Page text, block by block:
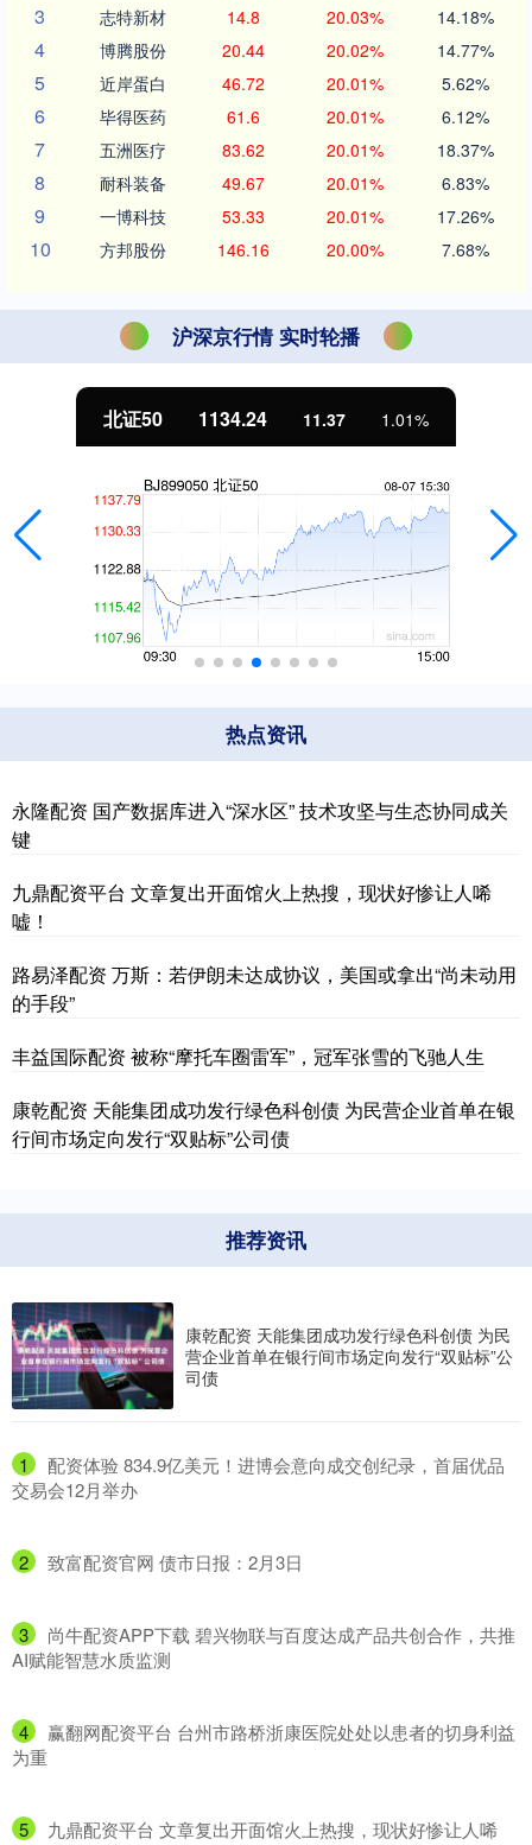
3 志特新材 14.8 20.03% 14.18%
4 博腾股份 20.44 20.02% 14.77%
5 近岸蛋白 46.72 20.01% 5.62%
6 毕得医药 61.6 20.01% 6.12%
7 五洲医疗 83.62 20.01% 18.37%
8 耐科装备 49.67 20.01% 6.83%
9 一博科技 53.33 20.01% 17.26%
10 方邦股份 146.16 20.00% 7.68%
沪深京行情 实时轮播
北证50 1134.24 11.37 1.01%
热点资讯
永隆配资 国产数据库进入“深水区” 技术攻坚与生态协同成关
键
九鼎配资平台 文章复出开面馆火上热搜，现状好惨让人唏
嘘！
路易泽配资 万斯：若伊朗未达成协议，美国或拿出“尚未动用
的手段”
丰益国际配资 被称“摩托车圈雷军”，冠军张雪的飞驰人生
康乾配资 天能集团成功发行绿色科创债 为民营企业首单在银
行间市场定向发行“双贴标”公司债
推荐资讯
康乾配资 天能集团成功发行绿色科创债 为民
营企业首单在银行间市场定向发行“双贴标”公
司债
1
​配资体验 834.9亿美元！进博会意向成交创纪录，首届优品
交易会12月举办
2 ​致富配资官网 债市日报：2月3日
3
​尚牛配资APP下载 碧兴物联与百度达成产品共创合作，共推
AI赋能智慧水质监测
4
​赢翻网配资平台 台州市路桥浙康医院处处以患者的切身利益
为重
5
​九鼎配资平台 文章复出开面馆火上热搜，现状好惨让人唏